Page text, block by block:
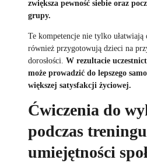
zwiększa pewność siebie oraz
grupy.
Te kompetencje nie tylko ułatwiają
również przygotowują dzieci na
dorosłości. W rezultacie
może prowadzić do lepszego
większej satysfakcji życiowej.
Ćwiczenia do
podczas treningu
umiejętności